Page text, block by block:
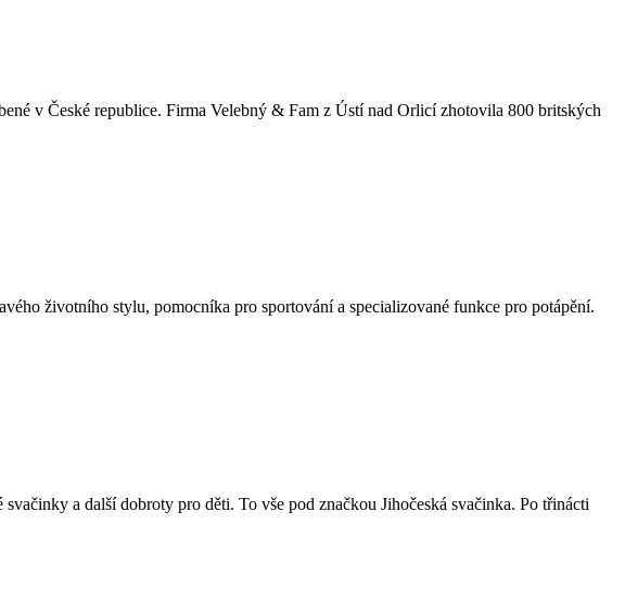
v České republice. Firma Velebný & Fam z Ústí nad Orlicí zhotovila 800 britských
životního stylu, pomocníka pro sportování a specializované funkce pro potápění.
a další dobroty pro děti. To vše pod značkou Jihočeská svačinka. Po třinácti